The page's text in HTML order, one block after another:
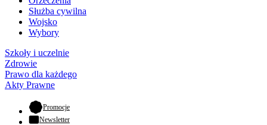
Służba cywilna
Wojsko
Wybory
Szkoły i uczelnie
Zdrowie
Prawo dla każdego
Akty Prawne
Promocje- otwiera się w nowej karcie
Newsletter